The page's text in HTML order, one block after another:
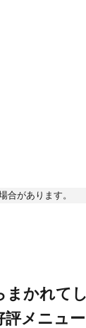
合があります。
まかれて
メニュー